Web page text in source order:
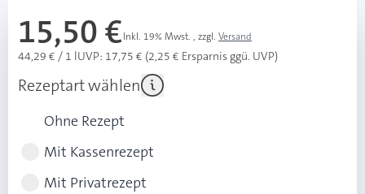
15,50 €Inkl. 19% Mwst. , zzgl. Versand
44,29 € / 1 lUVP: 17,75 € (2,25 € Ersparnis ggü. UVP)
Rezeptart wählen
Ohne Rezept
Mit Kassenrezept
Mit Privatrezept